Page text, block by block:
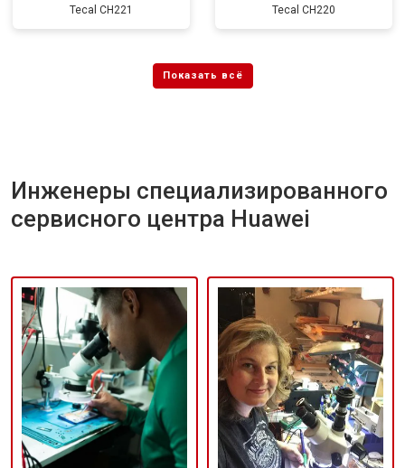
Tecal CH221 Tecal CH220
Инженеры специализированного
сервисного центра Huawei